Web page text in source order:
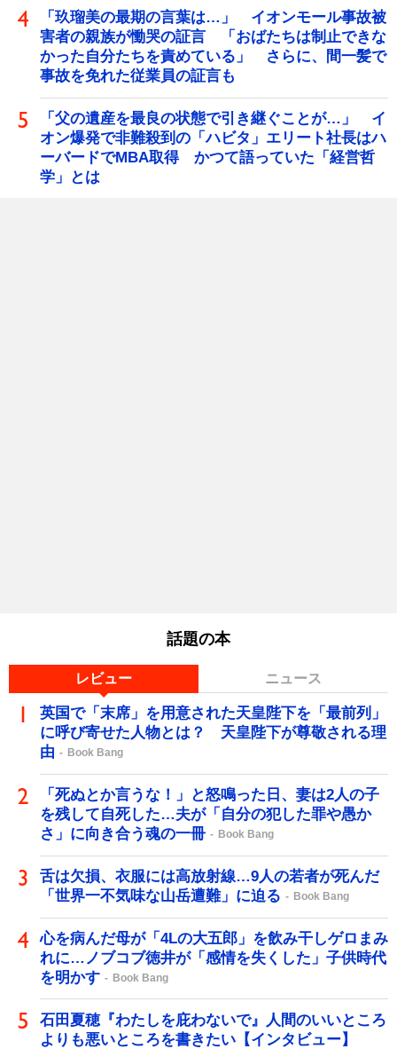
「玖瑠美の最期の言葉は…」 イオンモール事故被
害者の親族が慟哭の証言 「おばたちは制止できな
かった自分たちを責めている」 さらに、間一髪で
事故を免れた従業員の証言も
「父の遺産を最良の状態で引き継ぐことが…」 イ
オン爆発で非難殺到の「ハビタ」エリート社長はハ
ーバードでMBA取得 かつて語っていた「経営哲
学」とは
話題の本
レビュー ニュース
英国で「末席」を用意された天皇陛下を「最前列」
に呼び寄せた人物とは？ 天皇陛下が尊敬される理
由
Book Bang
「死ぬとか言うな！」と怒鳴った日、妻は2人の子
を残して自死した…夫が「自分の犯した罪や愚か
さ」に向き合う魂の一冊
Book Bang
舌は欠損、衣服には高放射線…9人の若者が死んだ
「世界一不気味な山岳遭難」に迫る
Book Bang
心を病んだ母が「4Lの大五郎」を飲み干しゲロまみ
れに…ノブコブ徳井が「感情を失くした」子供時代
を明かす
Book Bang
石田夏穂『わたしを庇わないで』人間のいいところ
よりも悪いところを書きたい【インタビュー】